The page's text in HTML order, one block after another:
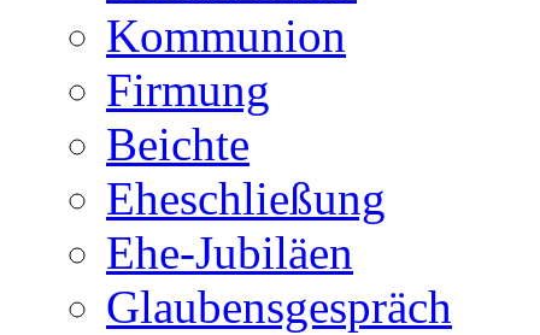
Kommunion
Firmung
Beichte
Eheschließung
Ehe-Jubiläen
Glaubensgespräch